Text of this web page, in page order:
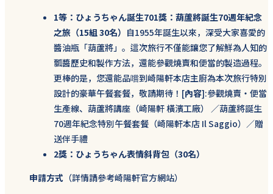
1等：ひょうちゃん誕生701獎：葫蘆將誕生70週年紀念
之旅（15組 30名） 自1955年誕生以來，深受大家喜愛的
醬油瓶「葫蘆將」。這次旅行不僅能讓您了解鮮為人知的
瓢醬歷史和製作方法，還能參觀燒賣和便當的製造過程。
更棒的是，您還能品嚐到崎陽軒本店主廚為本次旅行特別
設計的豪華午餐套餐，敬請期待！[內容]:參觀燒賣・便當
生產線、葫蘆將講座（崎陽軒 橫濱工廠） ／葫蘆將誕生
70週年紀念特別午餐套餐（崎陽軒本店 Il Saggio）／贈
送伴手禮
2獎：ひょうちゃん表情斜背包（30名）
申請方式 （詳情請參考崎陽軒官方網站）